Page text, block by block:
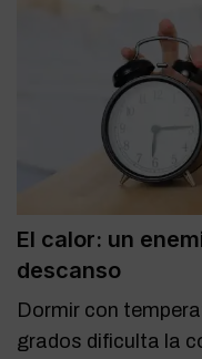
El calor: un
descanso
Dormir con
grados dificulta la